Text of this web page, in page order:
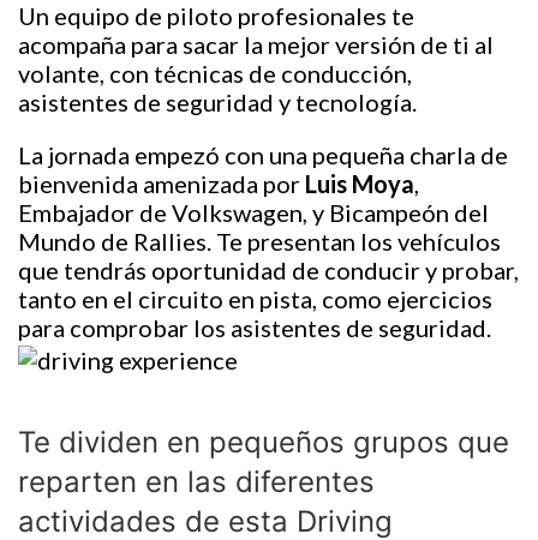
Un equipo de piloto profesionales te
acompaña para sacar la mejor versión de ti al
volante, con técnicas de conducción,
asistentes de seguridad y tecnología.
La jornada empezó con una pequeña charla de
bienvenida amenizada por Luis Moya,
Embajador de Volkswagen, y Bicampeón del
Mundo de Rallies. Te presentan los vehículos
que tendrás oportunidad de conducir y probar,
tanto en el circuito en pista, como ejercicios
para comprobar los asistentes de seguridad.
Te dividen en pequeños grupos que
reparten en las diferentes
actividades de esta Driving